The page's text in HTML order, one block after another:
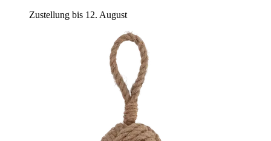
Zustellung bis 12. August